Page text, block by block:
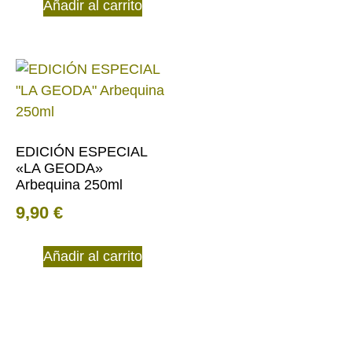
Añadir al carrito
EDICIÓN ESPECIAL
«LA GEODA»
Arbequina 250ml
9,90 €
Añadir al carrito